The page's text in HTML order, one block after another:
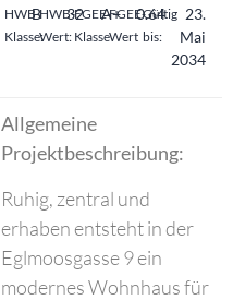
HWB-
Klasse:
BHWB-
Wert:
32FGEE-
Klasse
A+
FGEE-
Wert
0.64
Gültig
bis:
23.
Mai
2034
Allgemeine
Projektbeschreibung:
Ruhig, zentral und
erhaben entsteht in der
Eglmoosgasse 9 ein
modernes Wohnhaus für